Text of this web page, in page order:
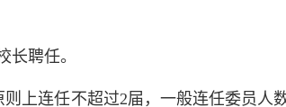
聘任。
则上连任不超过2届，一般连任委员人